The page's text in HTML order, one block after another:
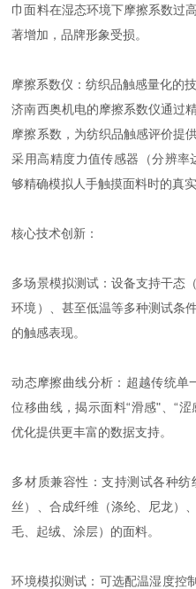
巾面料在湿态环境下摩擦系数过
著增加，品牌形象受损。
摩擦系数仪：纺织品触感量化的
济南西奥机电的摩擦系数仪通过
摩擦系数，为纺织品触感评价提
采用高精度力值传感器（分辨
够精确模拟人手触摸面料时的真
核心技术创新：
多场景模拟测试：设备支持干态
环境）、甚至低温等多种测试条
的触感表现。
动态摩擦曲线分析：超越传统单
位移曲线，揭示面料“滑感"、“
优化提供更丰富的数据支持。
多材质兼容性：支持测试各种纺
丝）、合成纤维（涤纶、尼龙）
毛、起绒、涂层）的面料。
环境模拟测试：可选配温湿度控